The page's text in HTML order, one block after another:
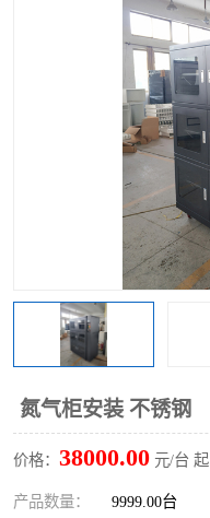
氮气柜安装 不锈钢
价格： 38000.00 元/台 起
产品数量： 9999.00台